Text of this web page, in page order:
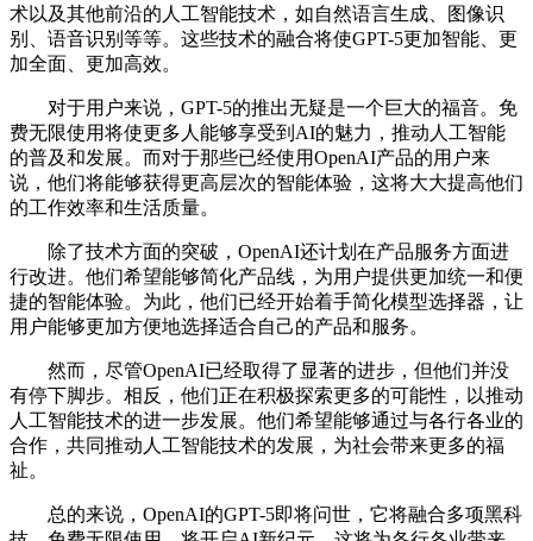
术以及其他前沿的人工智能技术，如自然语言生成、图像识
别、语音识别等等。这些技术的融合将使GPT-5更加智能、更
加全面、更加高效。
对于用户来说，GPT-5的推出无疑是一个巨大的福音。免
费无限使用将使更多人能够享受到AI的魅力，推动人工智能
的普及和发展。而对于那些已经使用OpenAI产品的用户来
说，他们将能够获得更高层次的智能体验，这将大大提高他们
的工作效率和生活质量。
除了技术方面的突破，OpenAI还计划在产品服务方面进
行改进。他们希望能够简化产品线，为用户提供更加统一和便
捷的智能体验。为此，他们已经开始着手简化模型选择器，让
用户能够更加方便地选择适合自己的产品和服务。
然而，尽管OpenAI已经取得了显著的进步，但他们并没
有停下脚步。相反，他们正在积极探索更多的可能性，以推动
人工智能技术的进一步发展。他们希望能够通过与各行各业的
合作，共同推动人工智能技术的发展，为社会带来更多的福
祉。
总的来说，OpenAI的GPT-5即将问世，它将融合多项黑科